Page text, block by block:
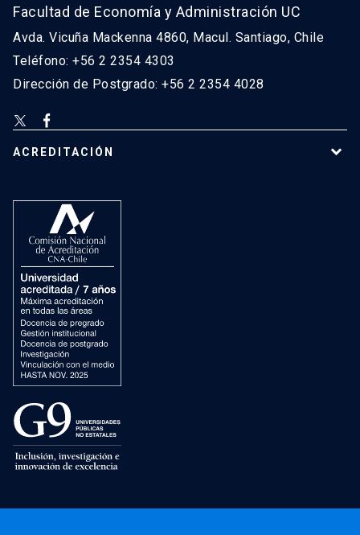
Facultad de Economía y Administración UC
Avda. Vicuña Mackenna 4860, Macul. Santiago, Chile
Teléfono: +56 2 2354 4303
Dirección de Postgrado: +56 2 2354 4028
ACREDITACIÓN